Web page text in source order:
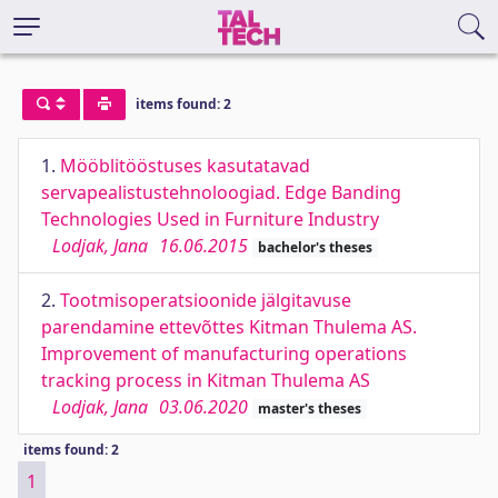
items found: 2
1. Mööblitööstuses kasutatavad
servapealistustehnoloogiad. Edge Banding
Technologies Used in Furniture Industry
Lodjak, Jana 16.06.2015 bachelor's theses
2. Tootmisoperatsioonide jälgitavuse
parendamine ettevõttes Kitman Thulema AS.
Improvement of manufacturing operations
tracking process in Kitman Thulema AS
Lodjak, Jana 03.06.2020 master's theses
items found: 2
1